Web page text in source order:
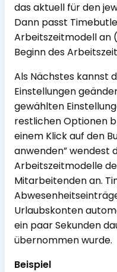
das aktuell für den
Dann passt
Arbeitszeitmodell an
Beginn des
Als Nächstes kannst
Einstellungen
gewählten
restlichen Optionen
einem Klick auf den
anwenden” wendest
Arbeitszeitmodelle
Mitarbeitenden an.
Urlaubskonten
ein paar Sekunden
übernommen wurde.
Beispiel